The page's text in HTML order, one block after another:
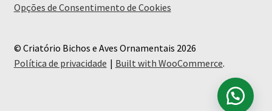
Opções de Consentimento de Cookies
© Criatório Bichos e Aves Ornamentais 2026
Política de privacidade
Built with WooCommerce.